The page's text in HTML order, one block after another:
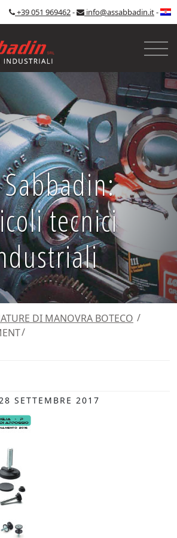
+39 051 969462- info@assabbadin.it-
Sabbadin:
tecnici
DI MANOVRA BOTECO
SETTEMBRE 2017